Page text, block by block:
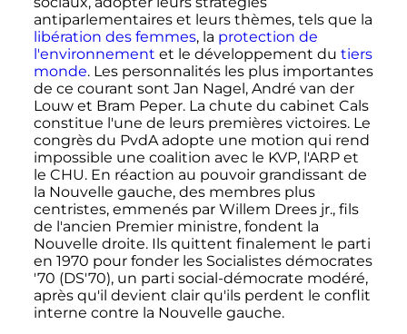
antiparlementaires et leurs thèmes, tels que la
libération des femmes, la protection de
l'environnement et le développement du tiers
monde. Les personnalités les plus importantes
de ce courant sont Jan Nagel, André van der
Louw et Bram Peper. La chute du cabinet Cals
constitue l'une de leurs premières victoires. Le
congrès du PvdA adopte une motion qui rend
impossible une coalition avec le KVP, l'ARP et
le CHU. En réaction au pouvoir grandissant de
la Nouvelle gauche, des membres plus
centristes, emmenés par Willem Drees jr., fils
de l'ancien Premier ministre, fondent la
Nouvelle droite. Ils quittent finalement le parti
en 1970 pour fonder les Socialistes démocrates
'70 (DS'70), un parti social-démocrate modéré,
après qu'il devient clair qu'ils perdent le conflit
interne contre la Nouvelle gauche.